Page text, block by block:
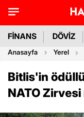
FİNANS DÖVİZ
Anasayfa Yerel
Bitlis'in
NATO